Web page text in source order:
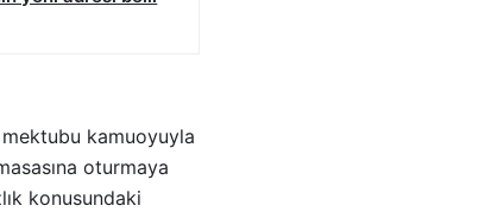
mektubu kamuoyuyla
oturmaya
konusundaki